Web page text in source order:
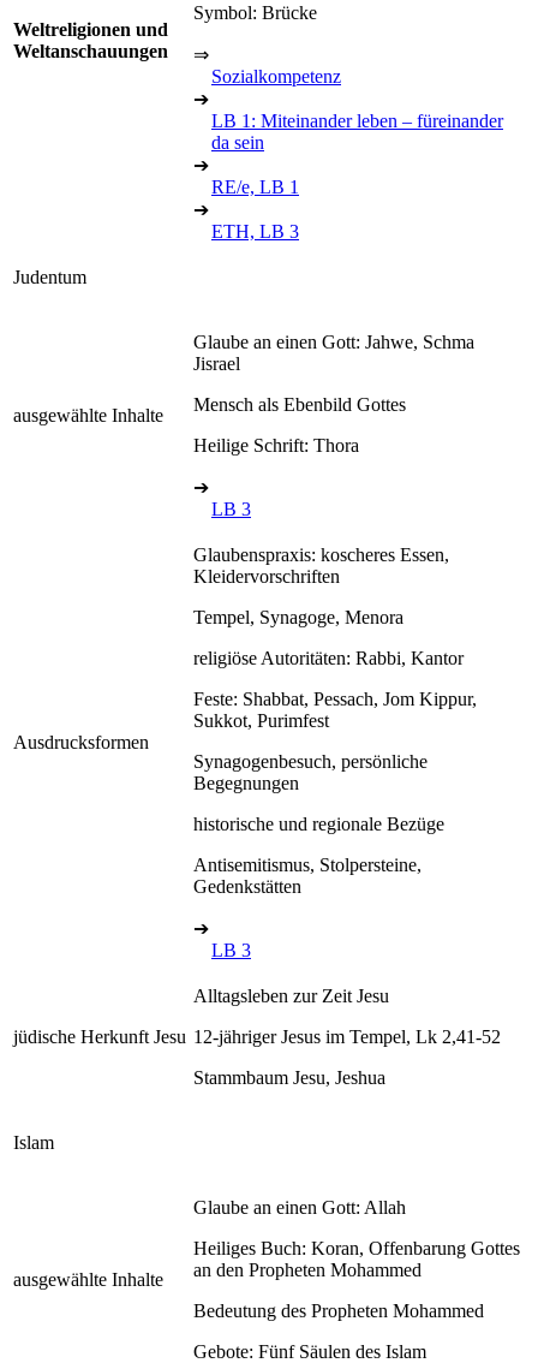
Weltreligionen und
Weltanschauungen
Symbol: Brücke
⇒
Sozialkompetenz
➔
LB 1: Miteinander leben – füreinander
da sein
➔
RE/e, LB 1
➔
ETH, LB 3
Judentum
ausgewählte Inhalte
Glaube an einen Gott: Jahwe, Schma
Jisrael
Mensch als Ebenbild Gottes
Heilige Schrift: Thora
➔
LB 3
Ausdrucksformen
Glaubenspraxis: koscheres Essen,
Kleidervorschriften
Tempel, Synagoge, Menora
religiöse Autoritäten: Rabbi, Kantor
Feste: Shabbat, Pessach, Jom Kippur,
Sukkot, Purimfest
Synagogenbesuch, persönliche
Begegnungen
historische und regionale Bezüge
Antisemitismus, Stolpersteine,
Gedenkstätten
➔
LB 3
jüdische Herkunft Jesu
Alltagsleben zur Zeit Jesu
12-jähriger Jesus im Tempel, Lk 2,41-52
Stammbaum Jesu, Jeshua
Islam
ausgewählte Inhalte
Glaube an einen Gott: Allah
Heiliges Buch: Koran, Offenbarung Gottes
an den Propheten Mohammed
Bedeutung des Propheten Mohammed
Gebote: Fünf Säulen des Islam